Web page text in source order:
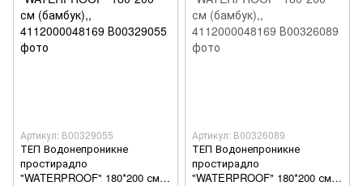
Артикул: В00329055
ТЕП Водонепроникне
простирадло
"WATERPROOF" 180*200 см
Артикул: В00326089
ТЕП Водонепроникне
простирадло
"WATERPROOF" 180*200 см